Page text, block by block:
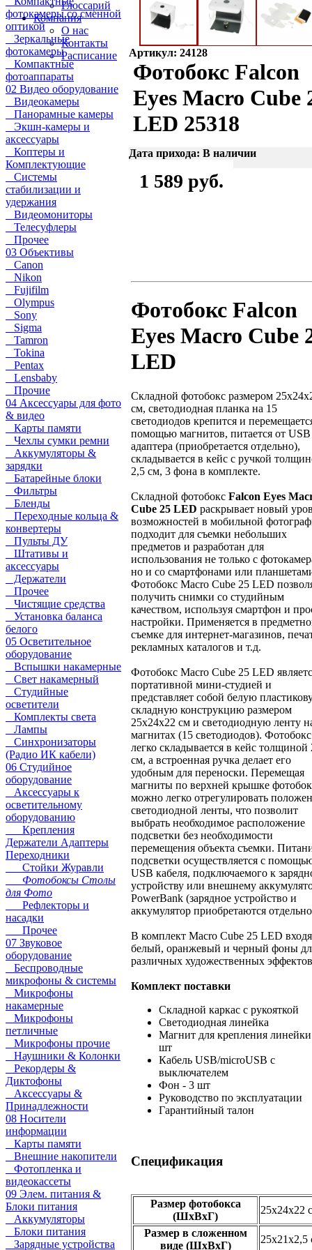
Глоссарий
Компания
О нас
Контакты
Расписание
фотокамеры со сменной
оптикой
Зеркальные
фотокамеры
Компактные
фотоаппараты
02 Видео оборудование
Видеокамеры
Панорамные камеры
Экшн-камеры и
аксессуары
Коптеры и
Комплектующие
Системы
стабилизации и
удержания
Видеомониторы
Телесуфлеры
Прочее
03 Объективы
Canon
Nikon
Fujifilm
Olympus
Sony
Sigma
Tamron
Tokina
Pentax
Lensbaby
Прочие
04 Аксессуары для фото
& видео
Карты памяти
Чехлы сумки ремни
Аккумуляторы &
зарядки
Батарейные блоки
Фильтры
Бленды
Переходные кольца &
конвертеры
Пульты ДУ
Штативы и
аксессуары
Держатели
Прочее
Чистящие средства
Установка баланса
белого
05 Осветительное
оборудование
Вспышки накамерные
Свет накамерный
Студийные
осветители
Комплекты света
Лампы
Синхронизаторы
(Радио ИК кабели)
06 Студийное
оборудование
Аксессуары к
осветительному
оборудованию
Крепления
Держатели Адаптеры
Переходники
Стойки Журавли
Фотобоксы Столы
для Фото
Рефлекторы и
насадки
Прочее
07 Звуковое
оборудование
Беспроводные
микрофоны & системы
Микрофоны
накамерные
Микрофоны
петличные
Микрофоны прочие
Наушники & Колонки
Рекордеры &
Диктофоны
Аксессуары &
Принадлежности
08 Носители
информации
Карты памяти
Внешние накопители
Фотопленка и
видеокассеты
09 Элем. питания &
Блоки питания
Аккумуляторы
Блоки питания
Зарядные устройства
Артикул: 24128
Фотобокс Falcon
Eyes Macro Cube
LED 25318
Дата прихода: В наличии
1 589 руб.
Фотобокс Falcon
Eyes Macro Cube
LED
Складной фотобокс размером
см, светодиодная планка на 15
светодиодов крепится и
помощью магнитов, питается от USB
адаптера (приобретается отдельно),
складывается в кейс с ручкой
2,5 см, 3 фона в комплекте.
Складной фотобокс Falcon Eyes
Cube 25 LED раскрывает новый
возможностей в мобильной
подходит для съемки небольших
предметов и разработан для
использования не только с
но и со смартфонами или
Фотобокс Macro Cube 25 LED
получить снимки со студийным
качеством, используя смартфон и
настройки. Применяется в
съемке для интернет-магазинов,
рекламных каталогов и т.д.
Фотобокс Macro Cube 25 LED
портативной мини-студией и
представляет собой белую
складную конструкцию размером
25x24x22 см и светодиодную ленту
магнитах (15 светодиодов). Фотобокс
легко складывается в кейс толщиной
см, а встроенная ручка делает его
удобным для переноски. Перемещая
магниты по верхней крышке
можно легко отрегулировать
светодиодной ленты, что позволит
выбрать необходимое расположение
подсветки без необходимости
перемещения объекта съемки.
подсветки осуществляется с
USB кабеля, подключаемого к
устройству или внешнему
PowerBank (зарядное устройство и
аккумулятор приобретаются
В комплект Macro Cube 25 LED
белый, оранжевый и черный фоны
различных художественных
Комплект поставки
Складной каркас с рукояткой
Светодиодная линейка
Магнит для крепления
шт
Кабель USB/microUSB с
выключателем
Фон - 3 шт
Руководство по эксплуатации
Гарантийный талон
Спецификация
Размер фотобокса
(ШхВхГ)
25x24x22
Размер в сложенном
виде (ШхВхГ)
25х21х2,5